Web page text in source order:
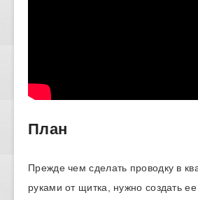
План
Прежде чем сделать проводку в
руками от щитка, нужно создать